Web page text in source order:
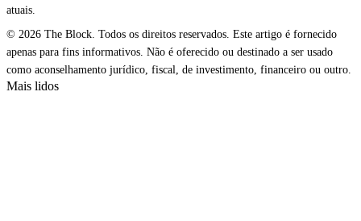
atuais.
© 2026 The Block. Todos os direitos reservados. Este artigo é fornecido
apenas para fins informativos. Não é oferecido ou destinado a ser usado
como aconselhamento jurídico, fiscal, de investimento, financeiro ou outro.
Mais lidos